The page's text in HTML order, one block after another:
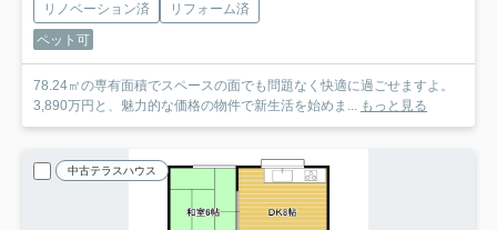
リノベーション済
リフォーム済
ペット可
78.24㎡の専有面積でスペースの面でも問題なく快適に過ごせますよ。
3,890万円と、魅力的な価格の物件で新生活を始めま... もっと見る
中古テラスハウス